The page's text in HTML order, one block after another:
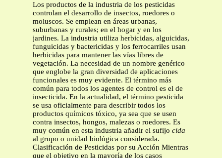
Los productos de la industria de los pesticidas
controlan el desarrollo de insectos, roedores o
moluscos. Se emplean en áreas urbanas,
suburbanas y rurales; en el hogar y en los
jardines. La industria utiliza herbicidas, alguicidas,
funguicidas y bactericidas y los ferrocarriles usan
herbicidas para mantener las vías libres de
vegetación. La necesidad de un nombre genérico
que englobe la gran diversidad de aplicaciones
funcionales es muy evidente. El término más
común para todos los agentes de control es el de
insecticida. En la actualidad, el término pesticida
se usa oficialmente para describir todos los
productos químicos tóxico, ya sea que se usen
contra insectos, hongos, malezas o roedores. Es
muy común en esta industria añadir el sufijo cida
al grupo o unidad biológica considerada.
Clasificación de Pesticidas por su Acción Mientras
que el objetivo en la mayoría de los casos